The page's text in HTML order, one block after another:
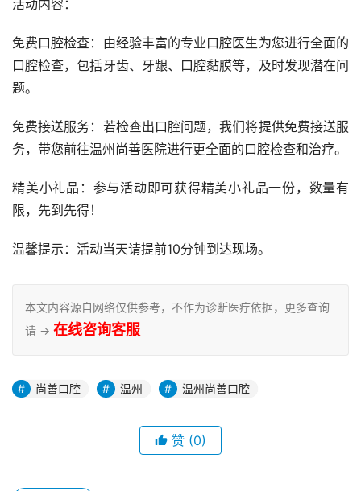
活动内容：
免费口腔检查：由经验丰富的专业口腔医生为您进行全面的
口腔检查，包括牙齿、牙龈、口腔黏膜等，及时发现潜在问
题。
免费接送服务：若检查出口腔问题，我们将提供免费接送服
务，带您前往温州尚善医院进行更全面的口腔检查和治疗。
精美小礼品：参与活动即可获得精美小礼品一份，数量有
限，先到先得！
温馨提示：活动当天请提前10分钟到达现场。
本文内容源自网络仅供参考，不作为诊断医疗依据，更多查询
请 → 在线咨询客服
尚善口腔 温州 温州尚善口腔
赞 (0)